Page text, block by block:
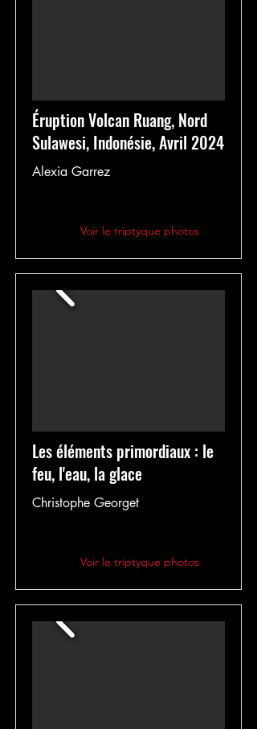
Éruption Volcan Ruang, Nord
Sulawesi, Indonésie, Avril 2024
Alexia Garrez
Voir le triptyque photos
Les éléments primordiaux : le
feu, l'eau, la glace
Christophe Georget
Voir le triptyque photos